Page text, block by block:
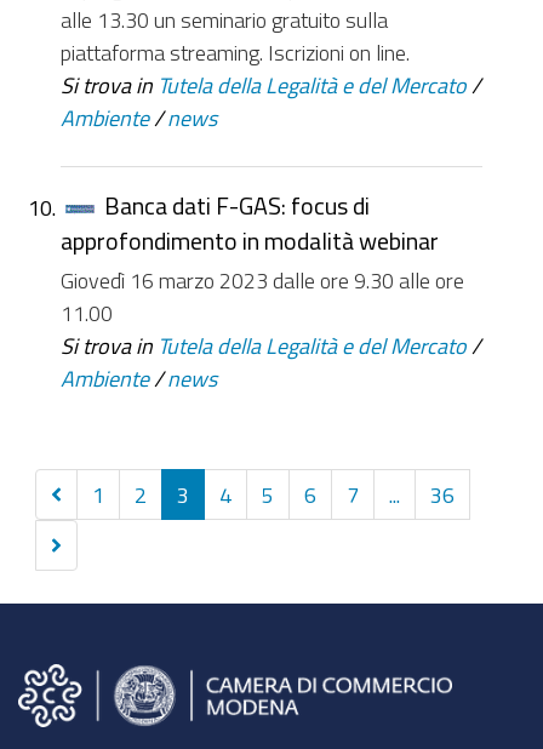
alle 13.30 un seminario gratuito sulla
piattaforma streaming. Iscrizioni on line.
Si trova in Tutela della Legalità e del Mercato /
Ambiente /news
Banca dati F-GAS: focus di
approfondimento in modalità webinar
Giovedì 16 marzo 2023 dalle ore 9.30 alle ore
11.00
Si trova in Tutela della Legalità e del Mercato /
Ambiente /news
Precedenti
10
1 2 3 4 5 6 7 36
Successivi
10